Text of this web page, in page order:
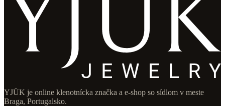
YJÜK je online klenotnícka značka a e-shop so sídlom v meste
Braga, Portugalsko.